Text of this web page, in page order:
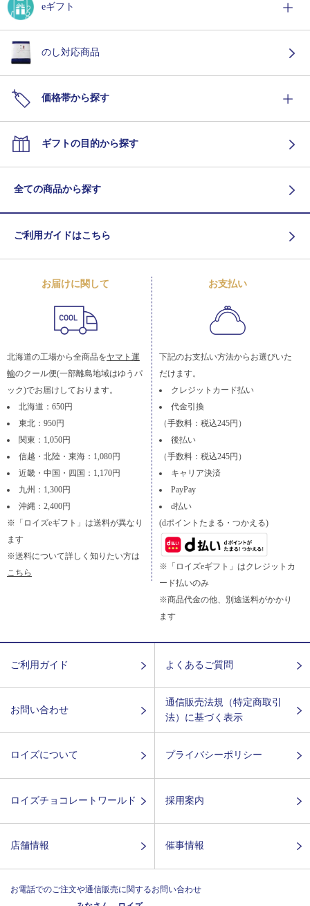
eギフト
のし対応商品
価格帯から探す
ギフトの目的から探す
全ての商品から探す
ご利用ガイドはこちら
お届けに関して
北海道の工場から全商品をヤマト運
輸のクール便(一部離島地域はゆうパ
ック)でお届けしております。
北海道：650円
東北：950円
関東：1,050円
信越・北陸・東海：1,080円
近畿・中国・四国：1,170円
九州：1,300円
沖縄：2,400円
※「ロイズeギフト」は送料が異なり
ます
※送料について詳しく知りたい方は
こちら
お支払い
下記のお支払い方法からお選びいた
だけます。
クレジットカード払い
代金引換
（手数料：税込245円）
後払い
（手数料：税込245円）
キャリア決済
PayPay
d払い
(dポイントたまる・つかえる)
※「ロイズeギフト」はクレジットカ
ード払いのみ
※商品代金の他、別途送料がかかり
ます
ご利用ガイド よくあるご質問
お問い合わせ
通信販売法規（特定商取引
法）に基づく表示
ロイズについて プライバシーポリシー
ロイズチョコレートワールド 採用案内
店舗情報 催事情報
お電話でのご注文や通信販売に関するお問い合わせ